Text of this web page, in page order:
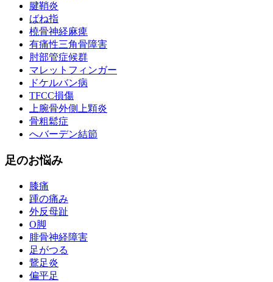
腱鞘炎
ばね指
橈骨神経麻痺
有痛性三角骨障害
肘部管症候群
マレットフィンガー
ドケルバン病
TFCC損傷
上腕骨外側上顆炎
骨粗鬆症
へバーデン結節
足のお悩み
膝痛
踵の痛み
外反母趾
О脚
腓骨神経障害
足がつる
鵞足炎
偏平足